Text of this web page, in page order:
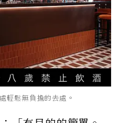
鬆無負擔的去處。